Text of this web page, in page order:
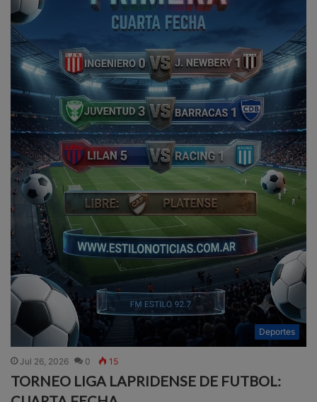
Deportes
Jul 26, 2026 0 15
TORNEO LIGA LAPRIDENSE DE FUTBOL: